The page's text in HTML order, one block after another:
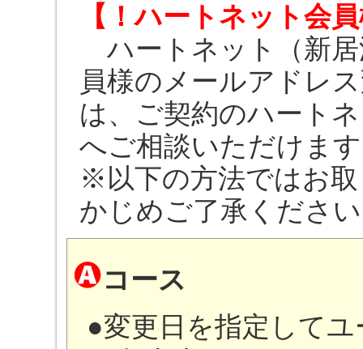
【！ハートネット会
ハートネット（新居
員様のメールアドレ
は、ご契約のハート
へご相談いただけま
※以下の方法ではお
かじめご了承くださ
コース
●変更日を指定して